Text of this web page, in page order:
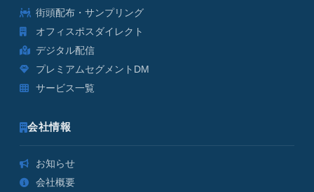
街頭配布・サンプリング
オフィスポスダイレクト
デジタル配信
プレミアムセグメントDM
サービス一覧
会社情報
お知らせ
会社概要